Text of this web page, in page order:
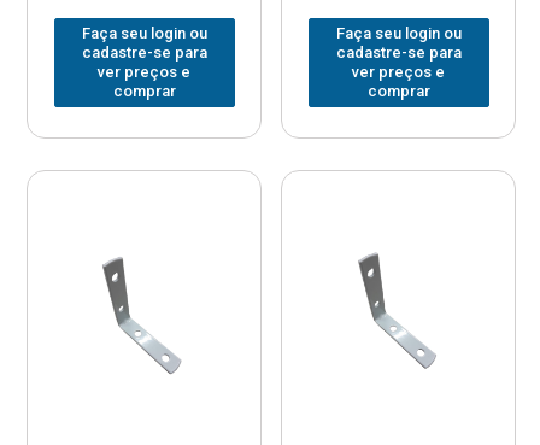
Faça seu login ou
cadastre-se para
ver preços e
comprar
Faça seu login ou
cadastre-se para
ver preços e
comprar